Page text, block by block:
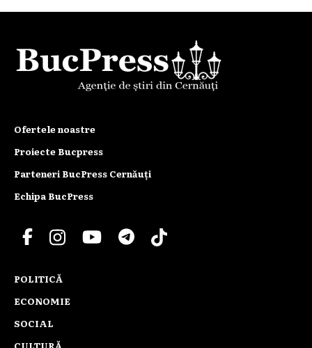
Ofertele noastre
Proiecte Bucpress
Parteneri BucPress Cernăuți
Echipa BucPress
POLITICĂ
ECONOMIE
SOCIAL